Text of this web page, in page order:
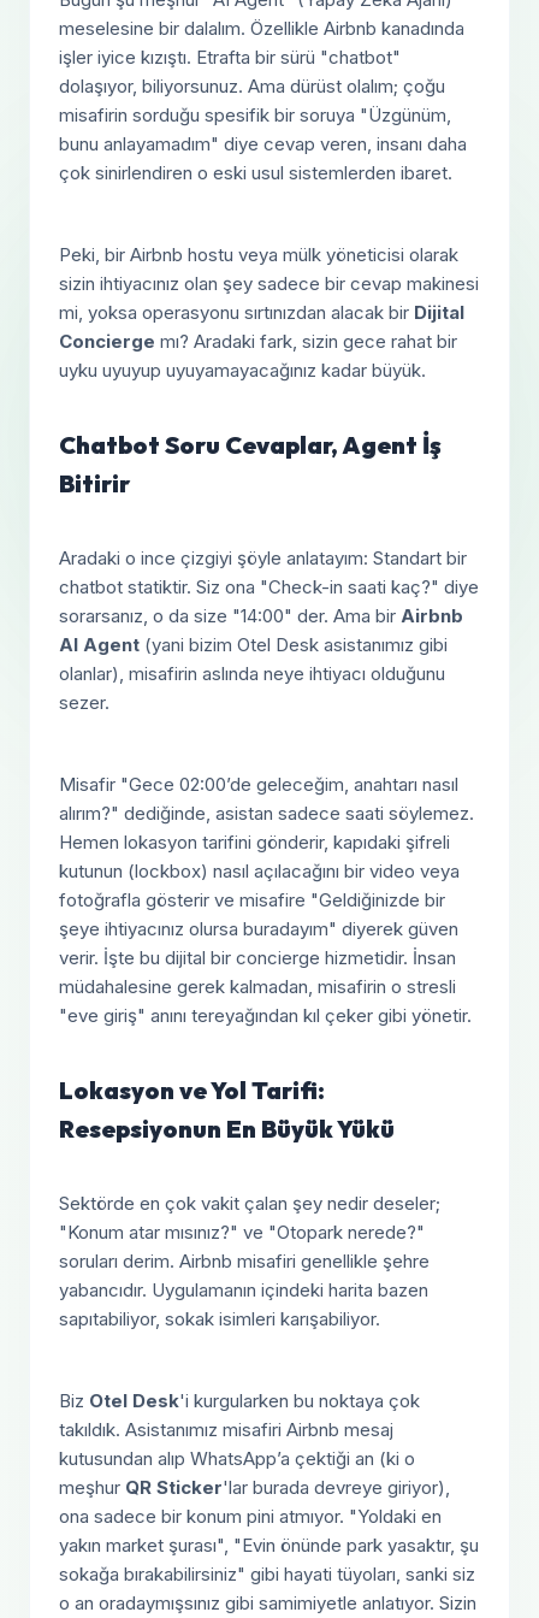
meselesine bir dalalım. Özellikle Airbnb kanadında
işler iyice kızıştı. Etrafta bir sürü "chatbot"
dolaşıyor, biliyorsunuz. Ama dürüst olalım; çoğu
misafirin sorduğu spesifik bir soruya "Üzgünüm,
bunu anlayamadım" diye cevap veren, insanı daha
çok sinirlendiren o eski usul sistemlerden ibaret.
Peki, bir Airbnb hostu veya mülk yöneticisi olarak
sizin ihtiyacınız olan şey sadece bir cevap makinesi
mi, yoksa operasyonu sırtınızdan alacak bir Dijital
Concierge mı? Aradaki fark, sizin gece rahat bir
uyku uyuyup uyuyamayacağınız kadar büyük.
Chatbot Soru Cevaplar, Agent İş
Bitirir
Aradaki o ince çizgiyi şöyle anlatayım: Standart bir
chatbot statiktir. Siz ona "Check-in saati kaç?" diye
sorarsanız, o da size "14:00" der. Ama bir Airbnb
AI Agent (yani bizim Otel Desk asistanımız gibi
olanlar), misafirin aslında neye ihtiyacı olduğunu
sezer.
Misafir "Gece 02:00’de geleceğim, anahtarı nasıl
alırım?" dediğinde, asistan sadece saati söylemez.
Hemen lokasyon tarifini gönderir, kapıdaki şifreli
kutunun (lockbox) nasıl açılacağını bir video veya
fotoğrafla gösterir ve misafire "Geldiğinizde bir
şeye ihtiyacınız olursa buradayım" diyerek güven
verir. İşte bu dijital bir concierge hizmetidir. İnsan
müdahalesine gerek kalmadan, misafirin o stresli
"eve giriş" anını tereyağından kıl çeker gibi yönetir.
Lokasyon ve Yol Tarifi:
Resepsiyonun En Büyük Yükü
Sektörde en çok vakit çalan şey nedir deseler;
"Konum atar mısınız?" ve "Otopark nerede?"
soruları derim. Airbnb misafiri genellikle şehre
yabancıdır. Uygulamanın içindeki harita bazen
sapıtabiliyor, sokak isimleri karışabiliyor.
Biz Otel Desk'i kurgularken bu noktaya çok
takıldık. Asistanımız misafiri Airbnb mesaj
kutusundan alıp WhatsApp’a çektiği an (ki o
meşhur QR Sticker'lar burada devreye giriyor),
ona sadece bir konum pini atmıyor. "Yoldaki en
yakın market şurası", "Evin önünde park yasaktır, şu
sokağa bırakabilirsiniz" gibi hayati tüyoları, sanki siz
o an oradaymışsınız gibi samimiyetle anlatıyor. Sizin